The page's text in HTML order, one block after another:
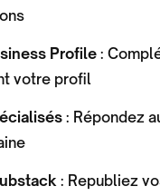
Profile :
votre profil
: Répondez
: Republiez